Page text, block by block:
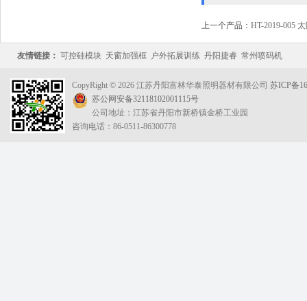
上一个产品： HT-2019-005
友情链接： 可控硅模块 天窗加强框 户外拓展训练 丹阳捷睿 常州喷码机
CopyRight © 2026 江苏丹阳富林华泰照明器材有限公司 苏ICP备
苏公网安备32118102001115号
公司地址：江苏省丹阳市新桥镇金桥工业园
咨询电话：86-0511-86300778